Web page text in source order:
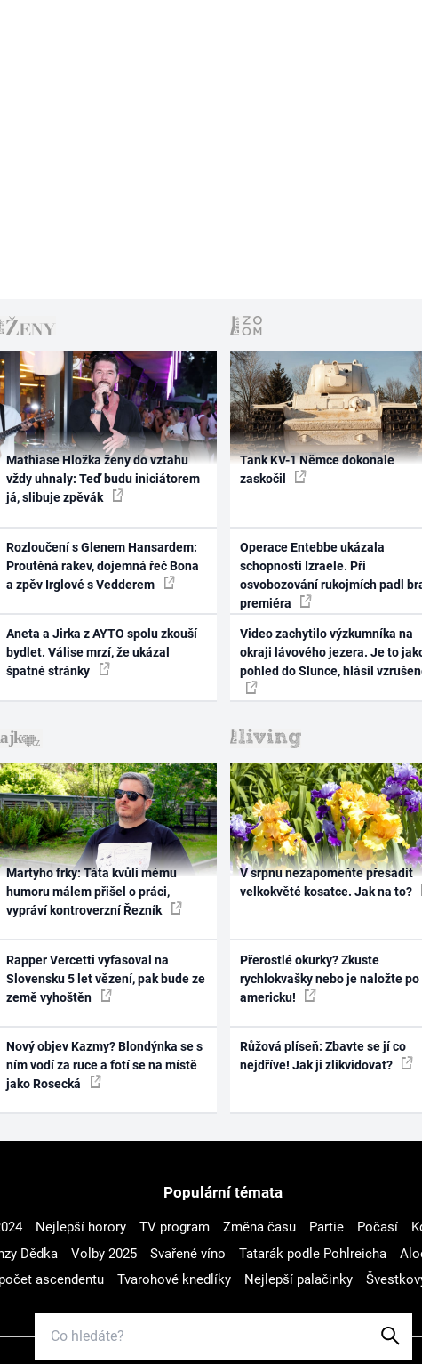
Mathiase Hložka ženy do vztahu
vždy uhnaly: Teď budu iniciátorem
já, slibuje zpěvák
Rozloučení s Glenem Hansardem:
Proutěná rakev, dojemná řeč Bona
a zpěv Irglové s Vedderem
Aneta a Jirka z AYTO spolu zkouší
bydlet. Válise mrzí, že ukázal
špatné stránky
Tank KV-1 Němce dokonale
zaskočil
Operace Entebbe ukázala
schopnosti Izraele. Při
osvobozování rukojmích padl
premiéra
Video zachytilo výzkumníka na
okraji lávového jezera. Je to
pohled do Slunce, hlásil
Martyho frky: Táta kvůli mému
humoru málem přišel o práci,
vypráví kontroverzní Řezník
Rapper Vercetti vyfasoval na
Slovensku 5 let vězení, pak bude ze
země vyhoštěn
Nový objev Kazmy? Blondýnka se s
ním vodí za ruce a fotí se na místě
jako Rosecká
V srpnu nezapomeňte přesadit
velkokvěté kosatce. Jak na to?
Přerostlé okurky? Zkuste
rychlokvašky nebo je naložte po
americku!
Růžová plíseň: Zbavte se jí co
nejdříve! Jak ji zlikvidovat?
Populární témata
Nejlepší horory TV program Změna času Partie Počasí
Dědka Volby 2025 Svařené víno Tatarák podle Pohlreicha
ascendentu
Tvarohové knedlíky Nejlepší palačinky